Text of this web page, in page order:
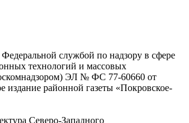
Федеральной службой по надзору в сфере
технологий и массовых
ЭЛ № ФС 77-60660 от
издание районной газеты «Покровское-
Северо-Западного